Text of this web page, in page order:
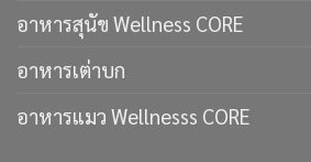
อาหารสุนัข Wellness CORE
อาหารเต่าบก
อาหารแมว Wellnesss CORE